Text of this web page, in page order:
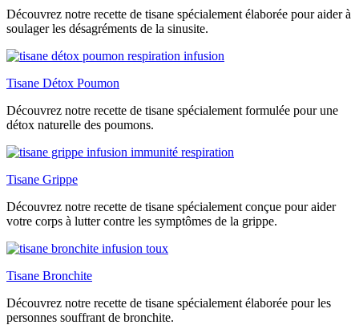
Découvrez notre recette de tisane spécialement élaborée pour aider à
soulager les désagréments de la sinusite.
Tisane Détox Poumon
Découvrez notre recette de tisane spécialement formulée pour une
détox naturelle des poumons.
Tisane Grippe
Découvrez notre recette de tisane spécialement conçue pour aider
votre corps à lutter contre les symptômes de la grippe.
Tisane Bronchite
Découvrez notre recette de tisane spécialement élaborée pour les
personnes souffrant de bronchite.